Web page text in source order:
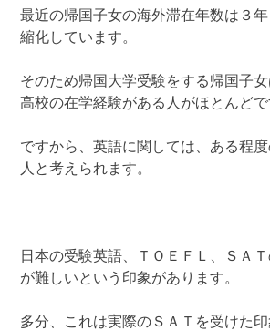
最近の帰国子女の海外滞在年数は３
縮化しています。
そのため帰国大学受験をする帰国子
高校の在学経験がある人がほとんどで
ですから、英語に関しては、ある程
人と考えられます。
日本の受験英語、ＴＯＥＦＬ、ＳＡ
が難しいという印象があります。
多分、これは実際のＳＡＴを受けた